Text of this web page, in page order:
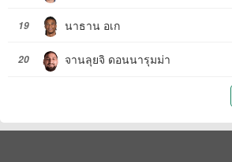
19 นาธาน อเก
20 จานลุยจิ ดอนนารุมม่า